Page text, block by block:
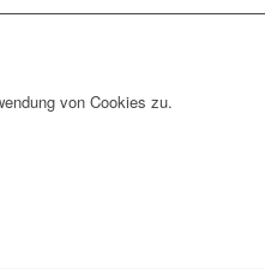
von Cookies zu.